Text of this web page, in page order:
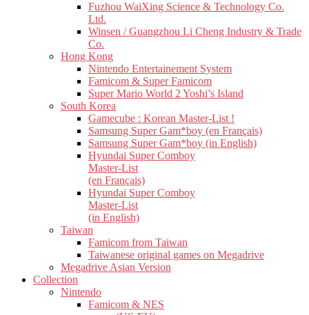
Fuzhou WaiXing Science & Technology Co.
Ltd.
Winsen / Guangzhou Li Cheng Industry & Trade
Co.
Hong Kong
Nintendo Entertainement System
Famicom & Super Famicom
Super Mario World 2 Yoshi’s Island
South Korea
Gamecube : Korean Master-List !
Samsung Super Gam*boy (en Français)
Samsung Super Gam*boy (in English)
Hyundai Super Comboy
Master-List
(en Français)
Hyundai Super Comboy
Master-List
(in English)
Taiwan
Famicom from Taiwan
Taiwanese original games on Megadrive
Megadrive Asian Version
Collection
Nintendo
Famicom & NES